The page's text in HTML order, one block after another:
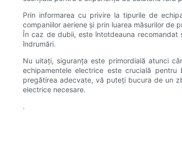
Prin informarea cu privire la tipurile de
companiilor aeriene și prin luarea măsurilor
În caz de dubii, este întotdeauna recomandat
îndrumări.
Nu uitați, siguranța este primordială atunci
echipamentele electrice este crucială
pregătirea adecvate, vă puteți bucura de un
electrice necesare.
.